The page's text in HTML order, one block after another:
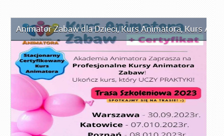
Animator Zabaw dla Dzieci,Kurs Animatora,Kurs